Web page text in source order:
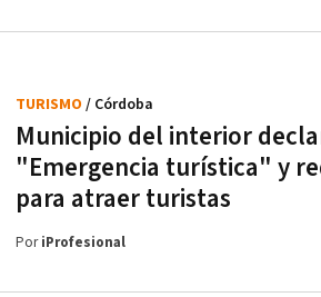
Municipio del interior
"Emergencia turística" y
para atraer turistas
TURISMO / Córdoba
PoriProfesional